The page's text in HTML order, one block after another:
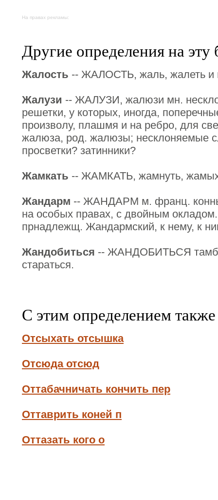
На правах рекламы:
Другие определения на эту
Жалость -- ЖАЛОСТЬ, жаль, жалеть и
Жалузи -- ЖАЛУЗИ, жалюзи мн.
решетки, у которых, иногда,
произволу, плашмя и на ребро, для
жалюза, род. жалюзы; несклоняемые
просветки? затинники?
Жамкать -- ЖАМКАТЬ, жамнуть,
Жандарм -- ЖАНДАРМ м. франц.
на особых правах, с двойным
прнадлежщ. Жандармский, к нему, к
Жандобиться -- ЖАНДОБИТЬСЯ тамб.
стараться.
С этим определением
Отсыхать отсышка
Отсюда отсюд
Оттабачничать кончить пер
Оттаврить коней п
Оттазать кого о